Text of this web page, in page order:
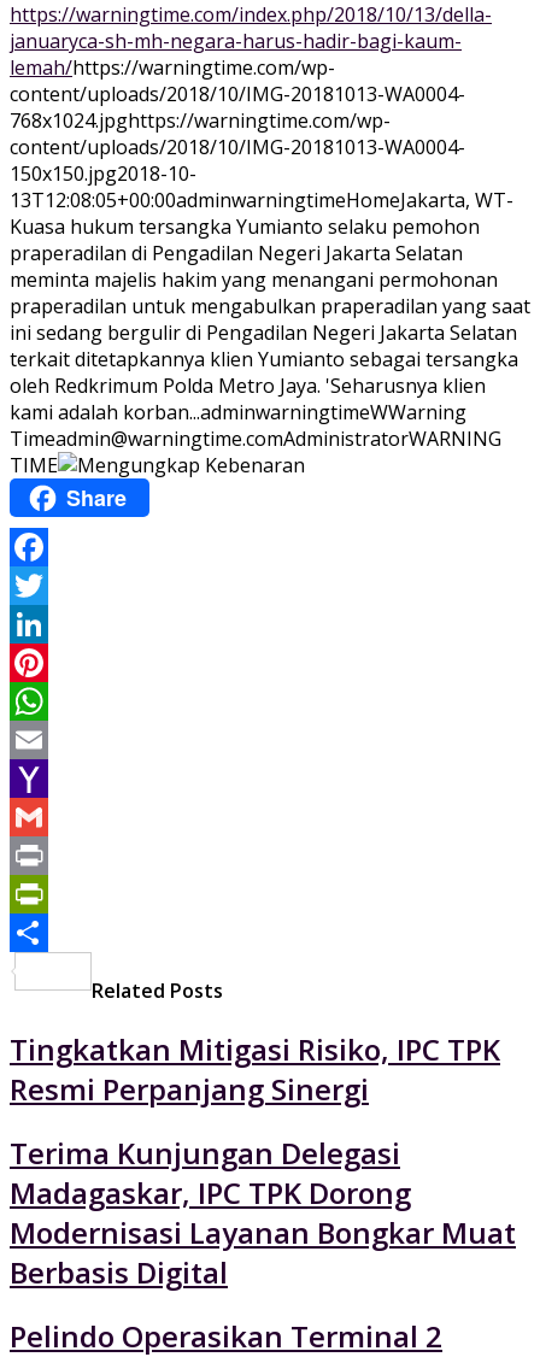
https://warningtime.com/index.php/2018/10/13/della-
januaryca-sh-mh-negara-harus-hadir-bagi-kaum-
lemah/https://warningtime.com/wp-
content/uploads/2018/10/IMG-20181013-WA0004-
768x1024.jpghttps://warningtime.com/wp-
content/uploads/2018/10/IMG-20181013-WA0004-
150x150.jpg2018-10-
13T12:08:05+00:00adminwarningtimeHomeJakarta, WT-
Kuasa hukum tersangka Yumianto selaku pemohon
praperadilan di Pengadilan Negeri Jakarta Selatan
meminta majelis hakim yang menangani permohonan
praperadilan untuk mengabulkan praperadilan yang saat
ini sedang bergulir di Pengadilan Negeri Jakarta Selatan
terkait ditetapkannya klien Yumianto sebagai tersangka
oleh Redkrimum Polda Metro Jaya. 'Seharusnya klien
kami adalah korban...adminwarningtimeWWarning
Timeadmin@warningtime.comAdministratorWARNING
TIME
Share
Facebook
Twitter
LinkedIn
Pinterest
WhatsApp
Email
Yahoo
Mail
Gmail
Print
PrintFriendly
Related Posts
Tingkatkan Mitigasi Risiko, IPC TPK
Resmi Perpanjang Sinergi
Terima Kunjungan Delegasi
Madagaskar, IPC TPK Dorong
Modernisasi Layanan Bongkar Muat
Berbasis Digital
Pelindo Operasikan Terminal 2